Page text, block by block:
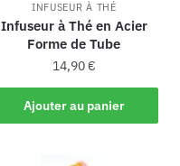
INFUSEUR À THÉ
Infuseur à Thé en Acier
Forme de Tube
14,90€
Ajouter au panier